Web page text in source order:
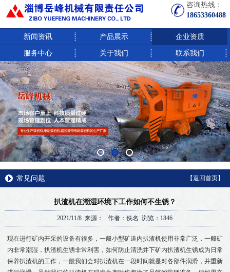
咨询热线：
18653360488
新闻资讯 产品展示 企业资质
服务中心 关于我们 联系我们
常见问题 【返回首页】
扒渣机在潮湿环境下工作如何不生锈？
2021/11/8 来源： 作者：佚名 浏览：1846
现在进行矿内开采的设备有很多，一般小型矿道内扒渣机使用非常广泛，一般矿
内非常潮湿，扒渣机生锈非常利害，如何防止清洗井下矿内扒渣机生锈成为日常
保养扒渣机的工作，一般我们会对扒渣机在一段时间就是对各部件润滑，并重新